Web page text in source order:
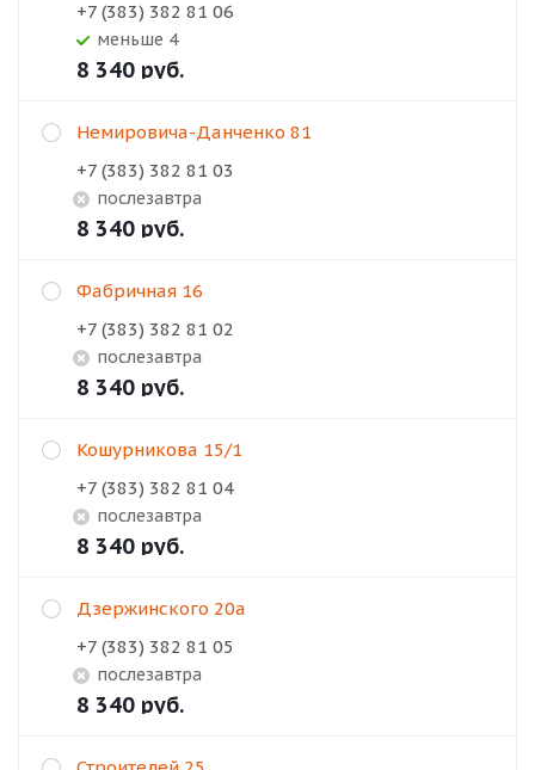
+7 (383) 382 81 06
Меньше 4
8 340 руб.
Немировича-Данченко 81
+7 (383) 382 81 03
Послезавтра
8 340 руб.
Фабричная 16
+7 (383) 382 81 02
Послезавтра
8 340 руб.
Кошурникова 15/1
+7 (383) 382 81 04
Послезавтра
8 340 руб.
Дзержинского 20а
+7 (383) 382 81 05
Послезавтра
8 340 руб.